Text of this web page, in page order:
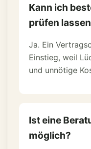
Kann ich
prüfen
Ja. Ein
Einstieg, weil
und unnötige
Ist eine
möglich?